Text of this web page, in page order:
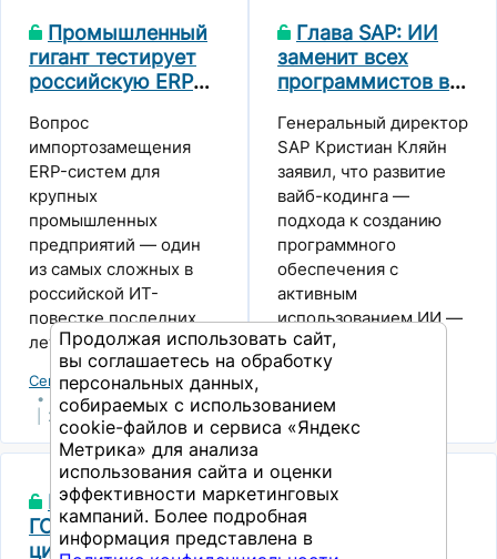
исследование
российского ERP-
рынка — изучили
выбору систем,
ключевые критерии и
ограничения, с
которыми
сталкиваются
заказчики. Один из
главных выводов —
крупные игроки не
ищут идеальную
замену SAP, они
постепенно переходят
к более прагматичной
модели, отвечая на
устойчивый ERP-
ландшафт под
конкретные бизнес-
задачи и уровень
Промышленный
гигант тестирует
российскую ERP
ключевых бизнес-
процессах
Вопрос
импортозамещения
ERP-систем для
крупных
промышленных
предприятий — один
из самых сложных в
российской ИТ-
повестке последних
лет. Речь идет не
просто о смене
программного
обеспечения, а о
переносе
десятилетиями
выстроенных
процессов на новую
платформу или
Северсталь
Северсталь
29 июня 2026
Глава SAP: ИИ
заменит всех
программистов в
году
Генеральный директор
SAP Кристиан Кляйн
заявил, что развитие
вайб-кодинга —
подхода к созданию
программного
обеспечения с
активным
использованием ИИ —
в перспективе
четырёх лет может
исчезновению
традиционных
разработчиков внутри
компании.
Автоматизация меняет
саму природу
29 июня 2026
Михайловский
ГОК создал
цифровую
Когда
электронная
таблица
Продолжая использовать сайт,
вы соглашаетесь на обработку
персональных данных,
собираемых с использованием
cookie-файлов и сервиса «Яндекс
Метрика» для анализа
использования сайта и оценки
эффективности маркетинговых
кампаний. Более подробная
информация представлена в